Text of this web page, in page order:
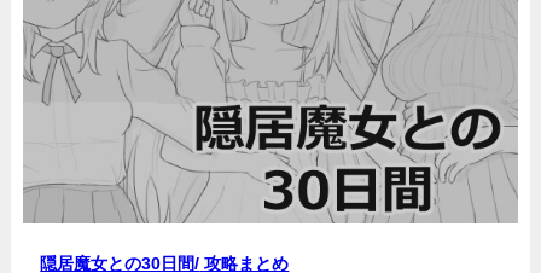
隠居魔女との30日間/ 攻略まとめ